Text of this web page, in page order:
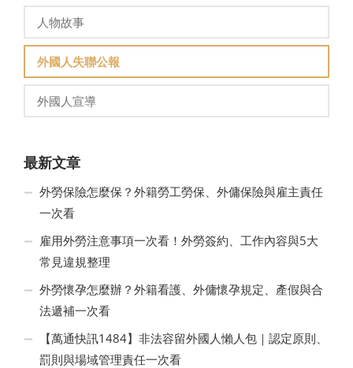
人物故事
外國人失聯公報
外國人宣導
最新文章
外勞保險怎麼保？外籍勞工勞保、外傭保險與雇主責任
一次看
雇用外勞注意事項一次看！外勞簽約、工作內容與5大
常見違規整理
外勞懷孕怎麼辦？外籍看護、外傭懷孕規定、產假與合
法遞補一次看
【萬通快訊1484】非法容留外國人懶人包｜認定原則、
罰則與場域管理責任一次看